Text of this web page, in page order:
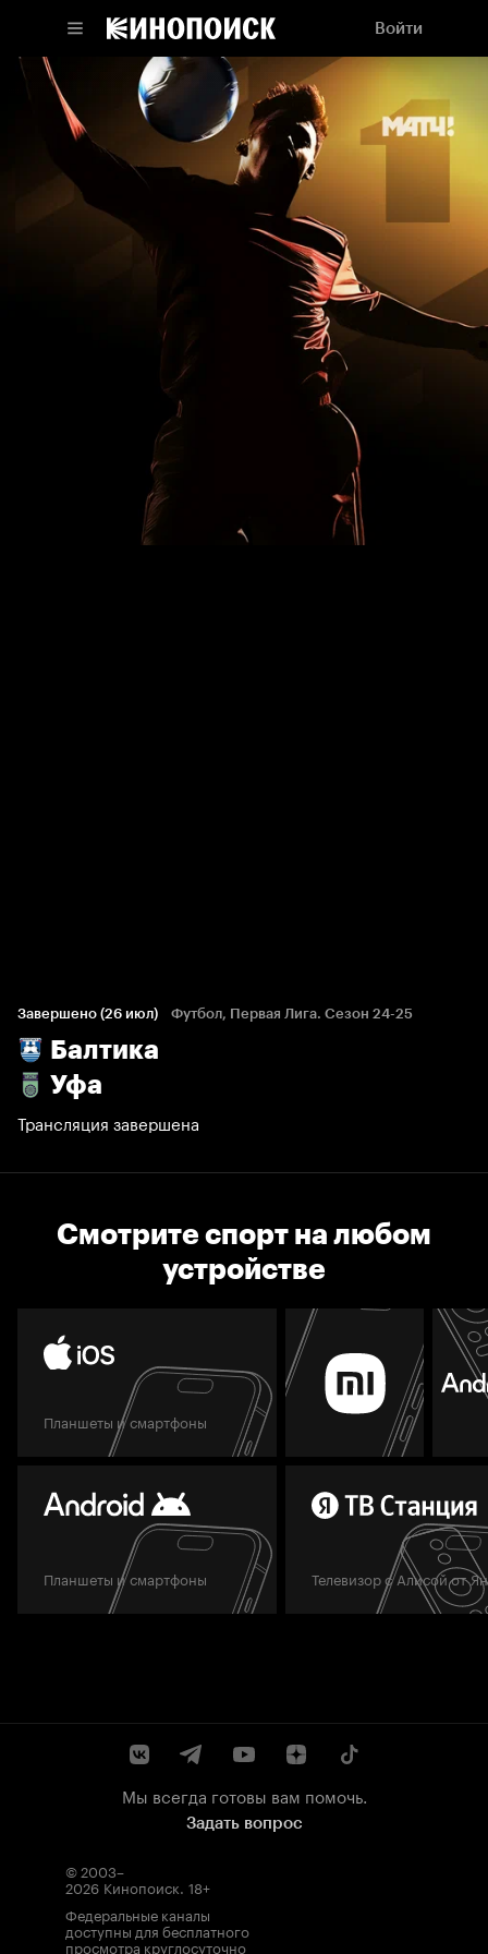
Войти
Завершено (26 июл) Футбол, Первая Лига. Сезон 24-25
Балтика
Уфа
Трансляция завершена
Смотрите спорт на любом
устройстве
Планшеты и смартфоны
Планшеты и смартфоны Телевизор с Алисой от
Мы всегда готовы вам помочь.
Задать вопрос
© 2003–
2026 Кинопоиск. 18+
Федеральные каналы
доступны для бесплатного
просмотра круглосуточно